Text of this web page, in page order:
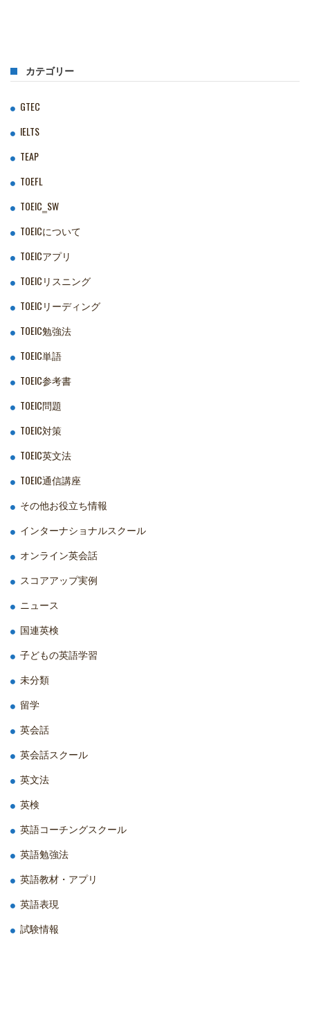
カテゴリー
GTEC
IELTS
TEAP
TOEFL
TOEIC‗SW
TOEICについて
TOEICアプリ
TOEICリスニング
TOEICリーディング
TOEIC勉強法
TOEIC単語
TOEIC参考書
TOEIC問題
TOEIC対策
TOEIC英文法
TOEIC通信講座
その他お役立ち情報
インターナショナルスクール
オンライン英会話
スコアアップ実例
ニュース
国連英検
子どもの英語学習
未分類
留学
英会話
英会話スクール
英文法
英検
英語コーチングスクール
英語勉強法
英語教材・アプリ
英語表現
試験情報